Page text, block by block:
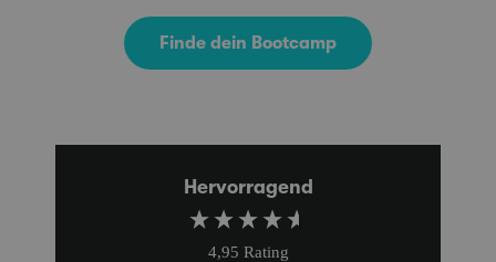
Finde dein Bootcamp
Hervorragend
4,95 Rating